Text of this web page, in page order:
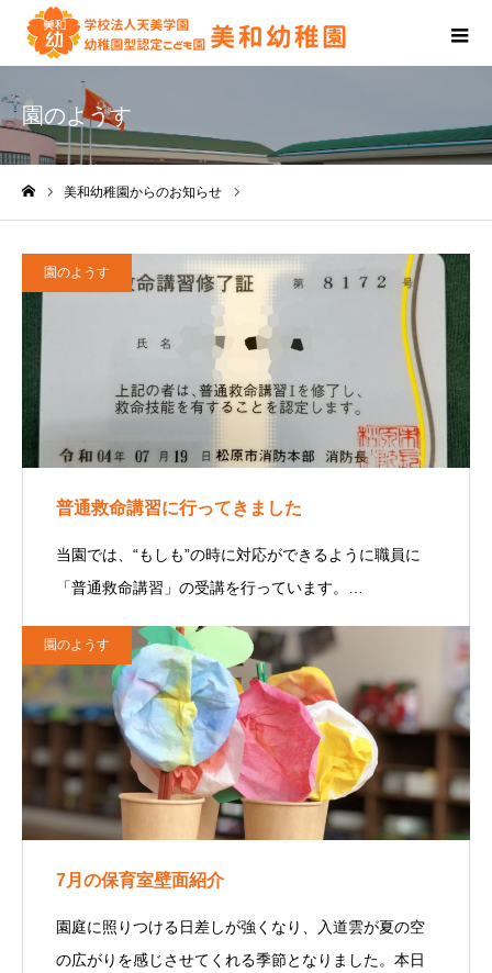
園のようす
美和幼稚園からのお知らせ
園のようす
普通救命講習に行ってきました
当園では、“もしも”の時に対応ができるように職員に
「普通救命講習」の受講を行っています。…
園のようす
7月の保育室壁面紹介
園庭に照りつける日差しが強くなり、入道雲が夏の空
の広がりを感じさせてくれる季節となりました。本日